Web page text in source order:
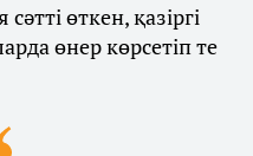
өткен, қазіргі
өнер көрсетіп те